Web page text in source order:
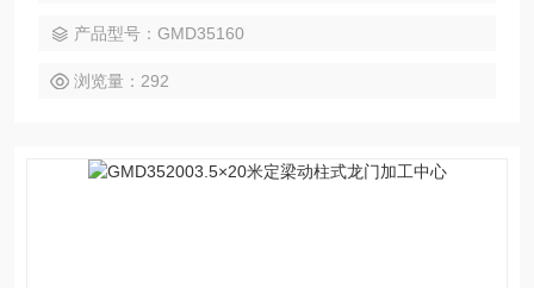
选配附件铣头完成五面复合加工。
产品型号：GMD35160
浏览量：292